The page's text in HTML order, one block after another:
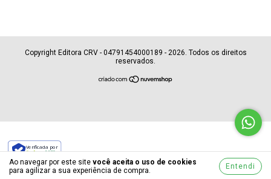
Ao navegar por este site você aceita o uso de cookies
para agilizar a sua experiência de compra.
Entendi
Verificada por
Copyright Editora CRV - 04791454000189 - 2026. Todos os direitos
reservados.